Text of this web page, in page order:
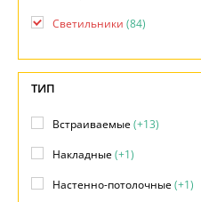
Контакты
Светильники (84)
ТИП
Встраиваемые(+13)
Накладные(+1)
Настенно-потолочные(+1)